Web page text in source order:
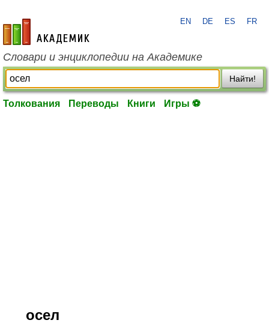
academic.ru
EN DE ES FR
Словари и энциклопедии на Академике
Найти!
Толкования Переводы Книги Игры ⚽
осел